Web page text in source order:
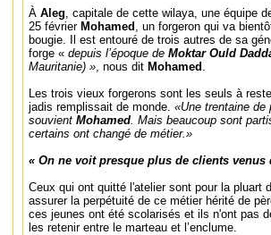
À Aleg, capitale de cette wilaya, une équipe
25 février Mohamed , un forgeron qui va
bougie. Il est entouré de trois autres de sa
forge « depuis l’époque de Moktar Ould
Mauritanie) », nous dit Mohamed .
Les trois vieux forgerons sont les seuls à
jadis remplissait de monde. «Une trentaine
souvient Mohamed. Mais beaucoup sont
certains ont changé de métier.»
« On ne voit presque plus de clients venus
Ceux qui ont quitté l'atelier sont pour la pluart
assurer la perpétuité de ce métier hérité de
ces jeunes ont été scolarisés et ils n'ont pas
les retenir entre le marteau et l’enclume.